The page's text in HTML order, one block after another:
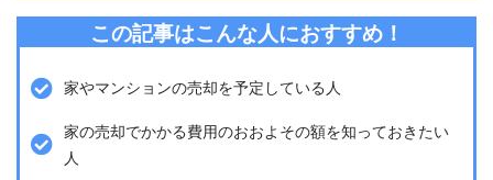
この記事はこんな人におすすめ！
家やマンションの売却を予定している人
家の売却でかかる費用のおおよその額を知っておきたい
人